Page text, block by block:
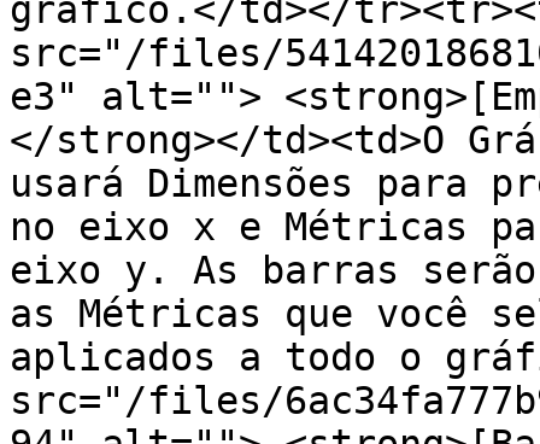
gráfico.</td></
src="/files/
e3" alt="">
</strong></td><td>O
usará Dimensões para
no eixo x e Métricas
eixo y. As barras serão
as Métricas que você
aplicados a todo o
src="/files/